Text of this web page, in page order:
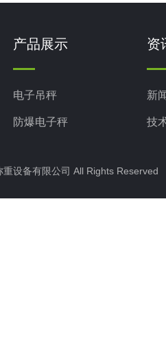
产品展示
电子吊秤
防爆电子秤
电子汽车衡
电子天平
资
新
技
重设备有限公司 All Rights